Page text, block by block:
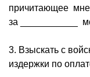
причитающее
за ___________
3. Взыскать с
издержки по